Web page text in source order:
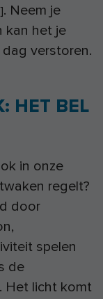
]. Neem je
kan het je
verstoren.
HET BEL
in onze
regelt?
door
spelen
de
Het licht komt